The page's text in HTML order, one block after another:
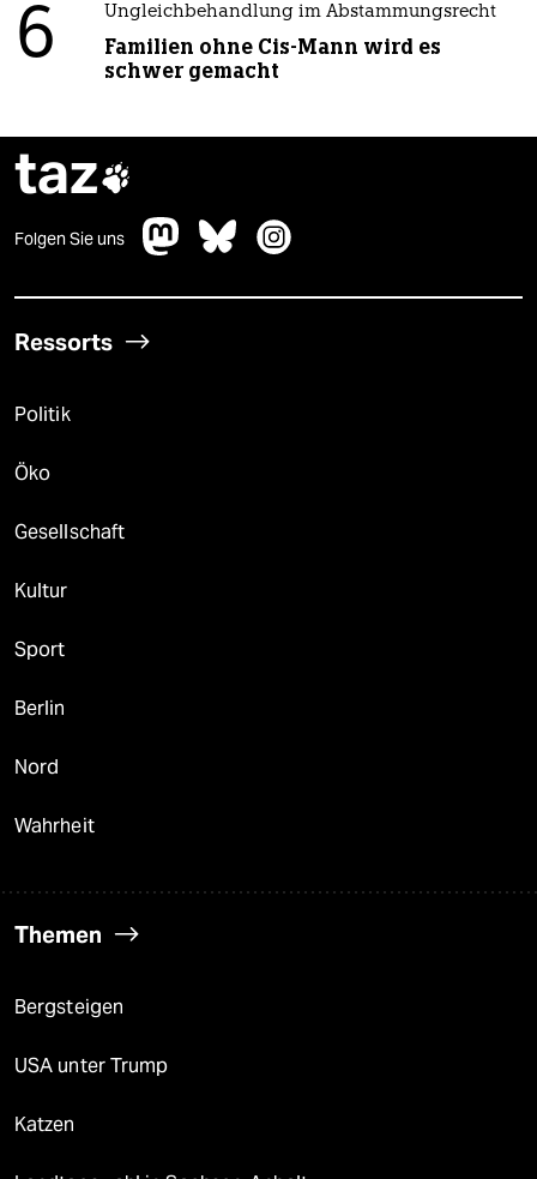
6 Ungleichbehandlung im Abstammungsrecht
Familien ohne Cis-Mann wird es
schwer gemacht
taz
Folgen Sie uns
Ressorts
Politik
Öko
Gesellschaft
Kultur
Sport
Berlin
Nord
Wahrheit
Themen
Bergsteigen
USA unter Trump
Katzen